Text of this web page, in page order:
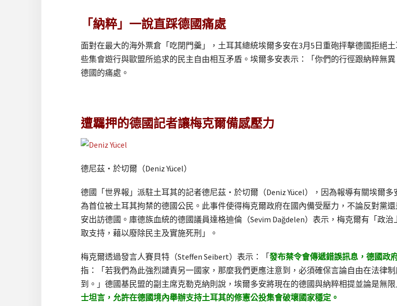
「納粹」一說直踩德國痛處
面對在最大的海外票倉「吃閉門羹」，土耳其總統埃爾多安在3月5日重砲抨擊德國拒絕
些集會遊行與歐盟所追求的民主自由相互矛盾。埃爾多安表示：「你們的行徑跟納粹無
德國的痛處。
遭羈押的德國記者讓梅克爾備感壓力
德尼茲・於切爾（Deniz Yücel）
德國「世界報」派駐土耳其的記者德尼茲・於切爾（Deniz Yücel），因為報導有關埃爾
為首位被土耳其拘禁的德國公民。此事件使得梅克爾政府在國內備受壓力，不論反對黨
安出訪德國。庫德族血統的德國議員達格迪倫（Sevim Dağdelen）表示，梅克爾有「政
取支持，藉以廢除民主及實施死刑」。
梅克爾透過發言人賽貝特（Steffen Seibert）表示：「發布禁令會傳遞錯誤訊息，德國政
指：「若我們為此強烈譴責另一國家，那麼我們更應注意到，必須確保言論自由在法律
到。」德國基民盟的副主席克勒克納則說，埃爾多安將現在的德國與納粹相提並論是無
士坦言，允許在德國境內舉辦支持土耳其的修憲公投集會破壞國家穩定。